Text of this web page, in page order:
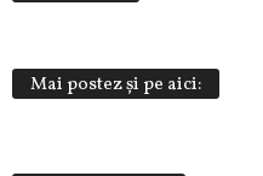
Mai postez și pe aici: